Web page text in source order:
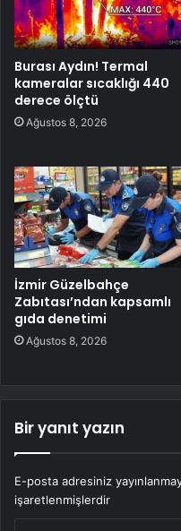
Burası Aydın! Termal
kameralar sıcaklığı 440
derece ölçtü
Ağustos 8, 2026
İzmir Güzelbahçe
Zabıtası’ndan kapsamlı
gıda denetimi
Ağustos 8, 2026
Bir yanıt yazın
E-posta adresiniz
işaretlenmişlerdir